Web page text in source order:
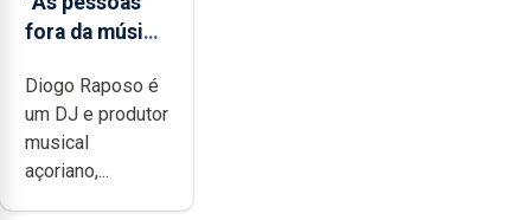
fora da música
noção do quão
difícil é
produzir uma
música”
Diogo Raposo é
um DJ e produtor
musical
açoriano,...